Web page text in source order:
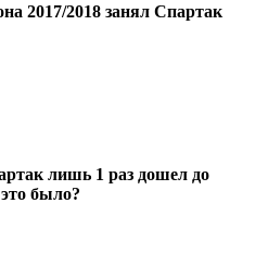
2017/2018 занял Спартак
лишь 1 раз дошел до
было?